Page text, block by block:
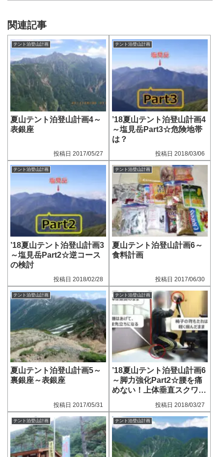
関連記事
テント泊登山計画
夏山テント泊登山計画4～
表銀座
2017/05/27
テント泊登山計画
’18夏山テント泊登山計画4
～塩見岳Part3☆危険地帯
は？
2018/03/06
テント泊登山計画
’18夏山テント泊登山計画3
～塩見岳Part2☆逆コース
の検討
2018/02/28
テント泊登山計画
夏山テント泊登山計画6～
食料計画
2017/06/30
テント泊登山計画
夏山テント泊登山計画5～
裏銀座～表銀座
2017/05/31
テント泊登山計画
’18夏山テント泊登山計画6
～脚力強化Part2☆腰を痛
めない！上体垂直スクワッ
2018/03/27
テント泊登山計画 テント泊登山計画